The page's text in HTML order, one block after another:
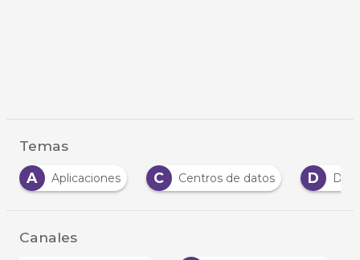
Temas
A
Aplicaciones C Centros de datos D
Canales